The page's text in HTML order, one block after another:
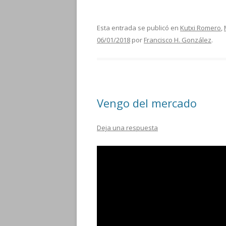
Esta entrada se publicó en Kutxi Romero,
06/01/2018 por Francisco H. González.
Vengo del mercado
Deja una respuesta